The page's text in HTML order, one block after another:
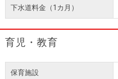
下水道料金（1カ月）
育児・教育
保育施設